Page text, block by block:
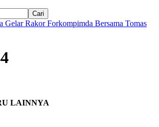
Gelar Rakor Forkompimda Bersama Tomas
LAINNYA